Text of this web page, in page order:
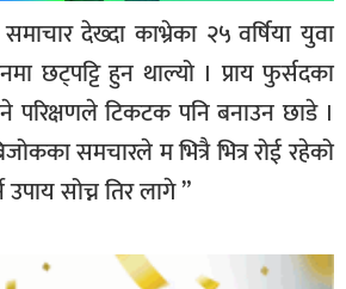
देख्दा काभ्रेका २५ वर्षिया युवा
छट्पट्टि हुन थाल्यो । प्राय फुर्सदका
परिक्षणले टिकटक पनि बनाउन छाडे ।
समचारले म भित्रै भित्र रोई रहेको
उपाय सोच्न तिर लागे ”